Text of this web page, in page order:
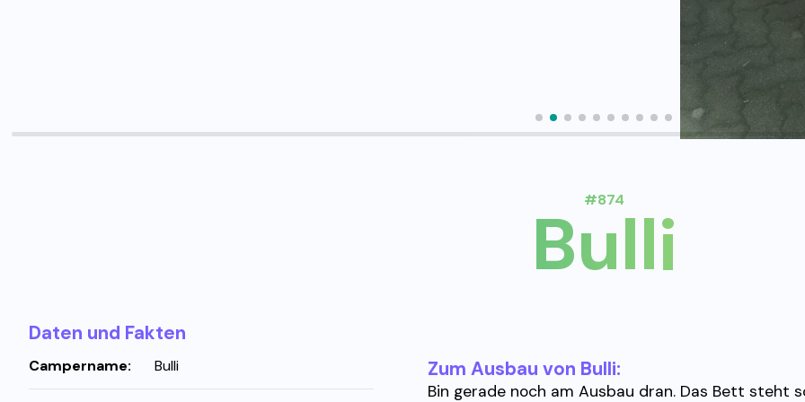
#874
Bulli
Zum Ausbau von Bulli:
Bin gerade noch am Ausbau dran. Das Bett steht
Daten und Fakten
Campername: Bulli